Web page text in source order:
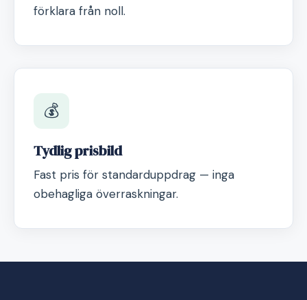
förklara från noll.
💰
Tydlig prisbild
Fast pris för standarduppdrag — inga
obehagliga överraskningar.